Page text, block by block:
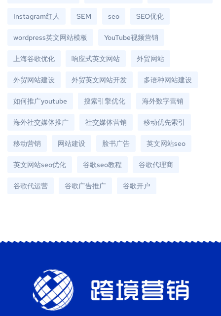
Instagram红人 SEM seo SEO优化
wordpress英文网站模板 YouTube视频营销
上海谷歌优化 响应式英文网站 外贸网站
外贸网站建设 外贸英文网站开发 多语种网站建设
如何推广youtube 搜索引擎优化 海外数字营销
海外社交媒体推广 社交媒体营销 移动优先索引
移动营销 网站建设 脸书广告 英文网站seo
英文网站seo优化 谷歌seo教程 谷歌代理商
谷歌代运营 谷歌广告推广 谷歌开户